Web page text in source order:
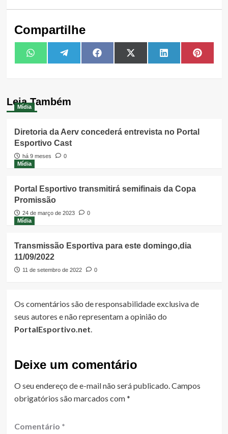
Compartilhe
Share
on
WhatsAppShare
on
TelegramShare
on
FacebookShare
on
X
(Twitter)
Share
on
LinkedIn Share
on
Leia Também
Mídia
Diretoria da Aerv concederá entrevista no Portal
Esportivo Cast
há 9 meses
0
Mídia
Portal Esportivo transmitirá semifinais da Copa
Promissão
24 de março de 2023
0
Mídia
Transmissão Esportiva para este domingo,dia
11/09/2022
11 de setembro de 2022 0
Os comentários são de responsabilidade exclusiva de
seus autores e não representam a opinião do
PortalEsportivo.net.
Deixe um comentário
O seu endereço de e-mail não será publicado.Campos
obrigatórios são marcados com*
Comentário *